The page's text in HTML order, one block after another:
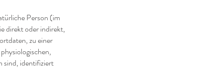
Person (im
direkt oder indirekt,
zu einer
sind, identifiziert